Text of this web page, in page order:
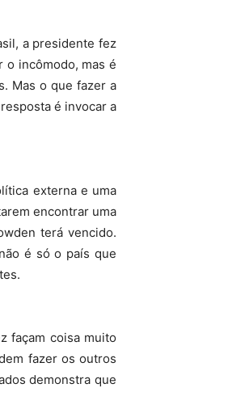
a presidente fez
o incômodo, mas é
Mas o que fazer a
é invocar a
externa e uma
encontrar uma
terá vencido.
é só o país que
façam coisa muito
fazer os outros
demonstra que